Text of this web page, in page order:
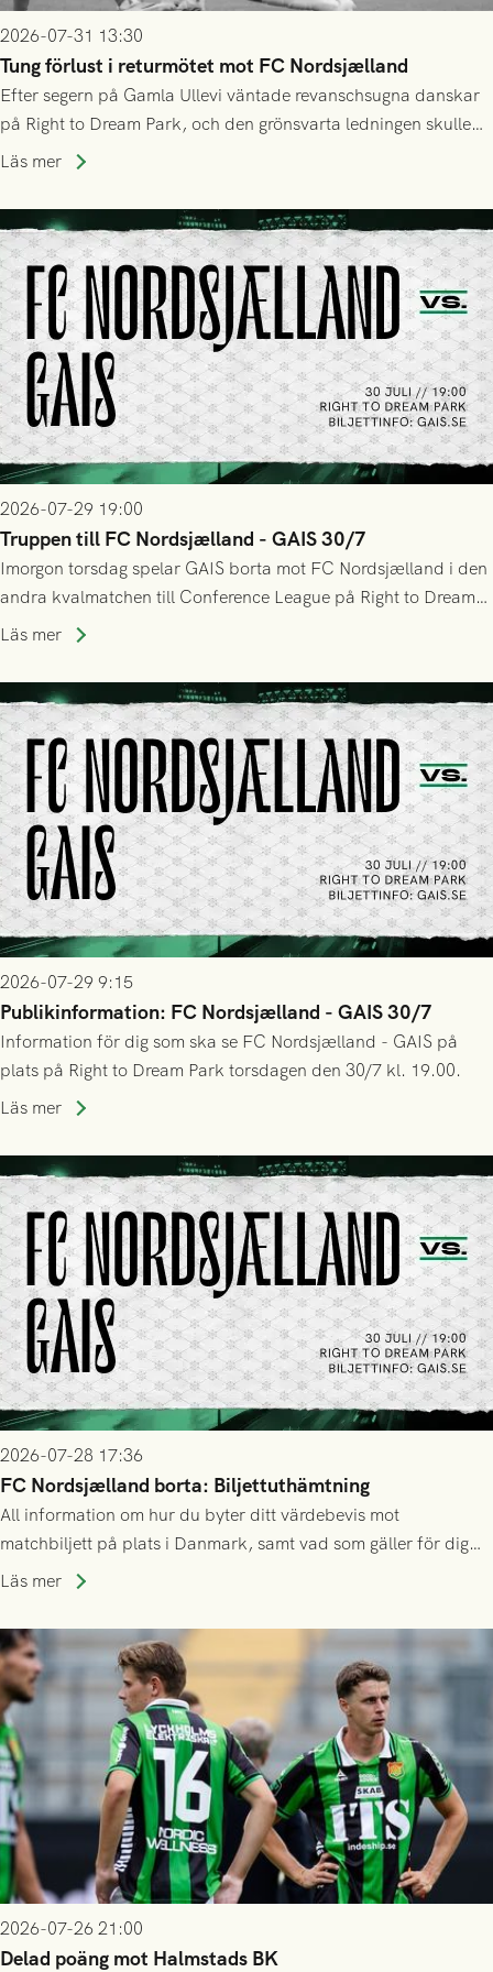
2026-07-31 13:30
Tung förlust i returmötet mot FC Nordsjælland
Efter segern på Gamla Ullevi väntade revanschsugna danskar
på Right to Dream Park, och den grönsvarta ledningen skulle
upphöra efter mindre än kvarten spelad. På lika mark visade
tennissiffror och det grönsvarta europaäventyret tog slut.
Läs mer
2026-07-29 19:00
Truppen till FC Nordsjælland - GAIS 30/7
Imorgon torsdag spelar GAIS borta mot FC Nordsjælland i den
andra kvalmatchen till Conference League på Right to Dream
Park! Fredrik Holmberg och ledarstaben har tagit ut följande
Läs mer
2026-07-29 9:15
Publikinformation: FC Nordsjælland - GAIS 30/7
Information för dig som ska se FC Nordsjælland - GAIS på
plats på Right to Dream Park torsdagen den 30/7 kl. 19.00.
Läs mer
2026-07-28 17:36
FC Nordsjælland borta: Biljettuthämtning
All information om hur du byter ditt värdebevis mot
matchbiljett på plats i Danmark, samt vad som gäller för dig
som står på reservlista eller fått förhinder.
Läs mer
2026-07-26 21:00
Delad poäng mot Halmstads BK